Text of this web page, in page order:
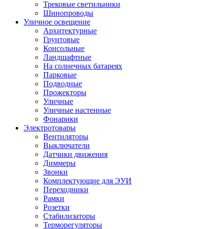
Трековые светильники
Шинопроводы
Уличное освещение
Архитектурные
Грунтовые
Консольные
Ландшафтные
На солнечных батареях
Парковые
Подводные
Прожекторы
Уличные
Уличные настенные
Фонарики
Электротовары
Вентиляторы
Выключатели
Датчики движения
Диммеры
Звонки
Комплектующие для ЭУИ
Переходники
Рамки
Розетки
Стабилизаторы
Терморегуляторы